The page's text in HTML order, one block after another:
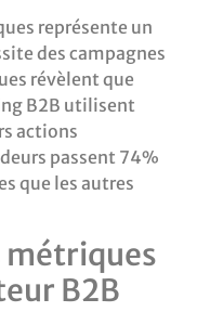
représente un
des campagnes
révèlent que
B2B utilisent
actions
passent 74%
que les autres
B2B